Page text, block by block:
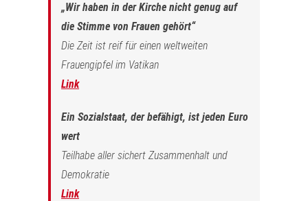
„Wir haben in der Kirche nicht genug auf
die Stimme von Frauen gehört“
Die Zeit ist reif für einen weltweiten
Frauengipfel im Vatikan
Link
Ein Sozialstaat, der befähigt, ist jeden Euro
wert
Teilhabe aller sichert Zusammenhalt und
Demokratie
Link